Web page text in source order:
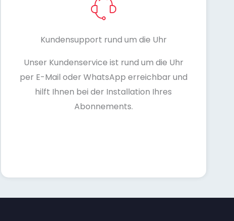
Kundensupport rund um die Uhr
Unser Kundenservice ist rund um die Uhr
per E-Mail oder WhatsApp erreichbar und
hilft Ihnen bei der Installation Ihres
Abonnements.